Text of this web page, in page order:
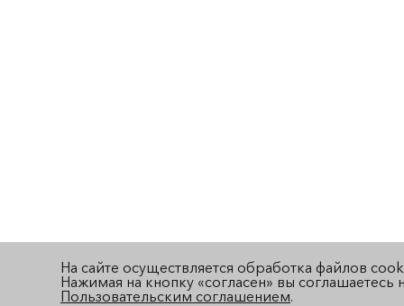
На сайте осуществляется обработка файлов
Нажимая на кнопку «согласен» вы соглашаетесь
Пользовательским соглашением.